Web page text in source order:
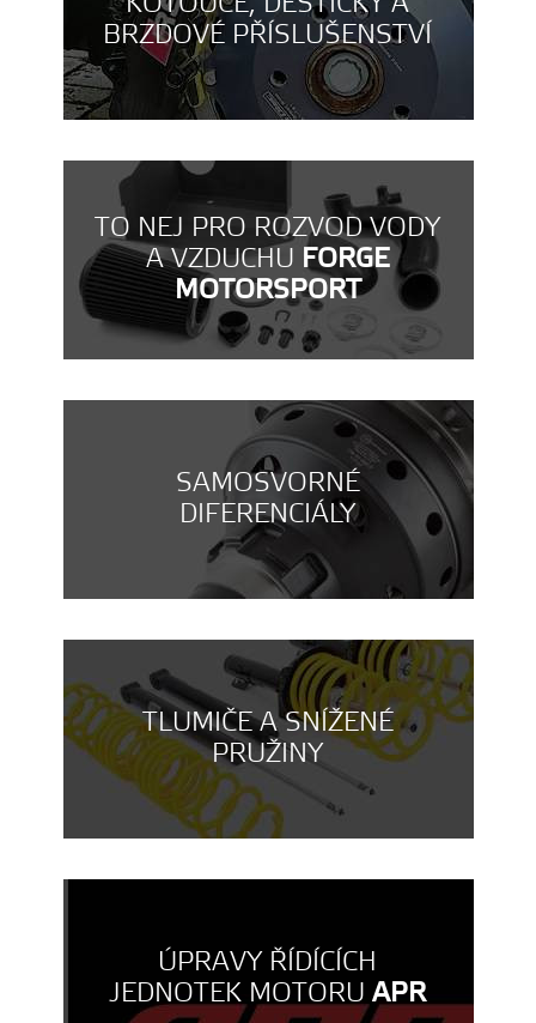
BRZDOVÉ PŘÍSLUŠENSTVÍ
TO NEJ PRO ROZVOD VODY
A VZDUCHU FORGE
MOTORSPORT
SAMOSVORNÉ
DIFERENCIÁLY
TLUMIČE A SNÍŽENÉ
PRUŽINY
ÚPRAVY ŘÍDÍCÍCH
JEDNOTEK MOTORUAPR